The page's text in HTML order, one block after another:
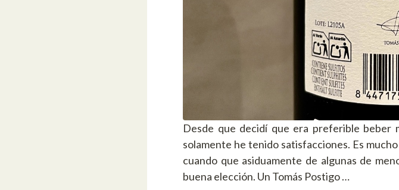
Desde que decidí que era preferible beber
solamente he tenido satisfacciones. Es
cuando que asiduamente de algunas de
buena elección. Un Tomás Postigo …